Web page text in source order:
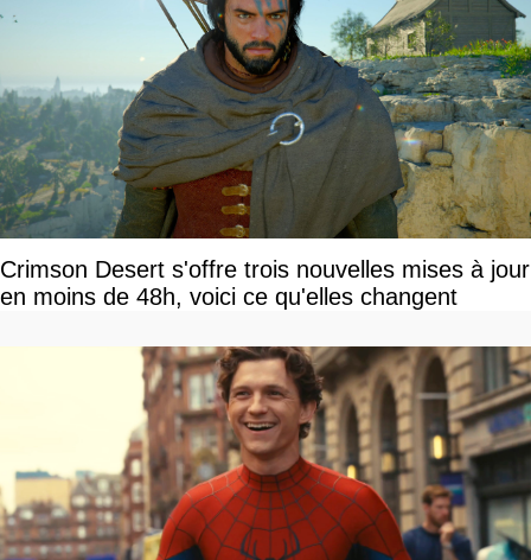
Crimson Desert s'offre trois nouvelles mises à jour
en moins de 48h, voici ce qu'elles changent